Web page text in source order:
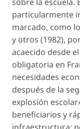
particularmente
marcado, como
y otros (1982),
acaecido desde
obligatoria en
necesidades
después de la
explosión
beneficiarios y